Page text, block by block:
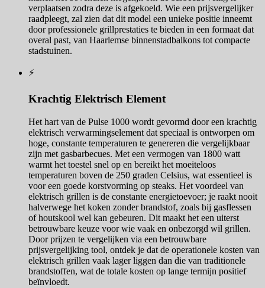
verplaatsen zodra deze is afgekoeld. Wie een prijsvergelijker
raadpleegt, zal zien dat dit model een unieke positie inneemt
door professionele grillprestaties te bieden in een formaat dat
overal past, van Haarlemse binnenstadbalkons tot compacte
stadstuinen.
⚡
Krachtig Elektrisch Element
Het hart van de Pulse 1000 wordt gevormd door een krachtig
elektrisch verwarmingselement dat speciaal is ontworpen om
hoge, constante temperaturen te genereren die vergelijkbaar
zijn met gasbarbecues. Met een vermogen van 1800 watt
warmt het toestel snel op en bereikt het moeiteloos
temperaturen boven de 250 graden Celsius, wat essentieel is
voor een goede korstvorming op steaks. Het voordeel van
elektrisch grillen is de constante energietoevoer; je raakt nooit
halverwege het koken zonder brandstof, zoals bij gasflessen
of houtskool wel kan gebeuren. Dit maakt het een uiterst
betrouwbare keuze voor wie vaak en onbezorgd wil grillen.
Door prijzen te vergelijken via een betrouwbare
prijsvergelijking tool, ontdek je dat de operationele kosten van
elektrisch grillen vaak lager liggen dan die van traditionele
brandstoffen, wat de totale kosten op lange termijn positief
beïnvloedt.